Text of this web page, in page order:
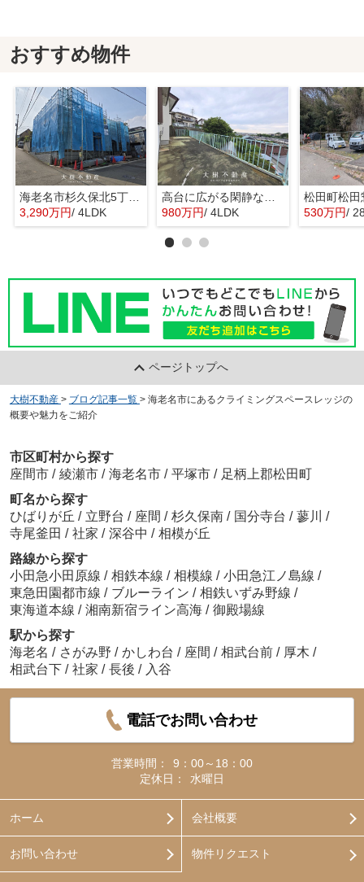
おすすめ物件
海老名市杉久保北5丁目 新築戸建て 全3棟
3,290万円/ 4LDK
高台に広がる閑静な住宅 暮らしの楽しみ
980万円/ 4LDK 530万円/
ページトップへ
大樹不動産 > ブログ記事一覧 > 海老名市にあるクライミングスペースレッジの
概要や魅力をご紹介
市区町村から探す
座間市 / 綾瀬市 / 海老名市 / 平塚市 / 足柄上郡松田町
町名から探す
ひばりが丘 / 立野台 / 座間 / 杉久保南 / 国分寺台 / 蓼川 /
寺尾釜田 / 社家 / 深谷中 / 相模が丘
路線から探す
小田急小田原線 / 相鉄本線 / 相模線 / 小田急江ノ島線 /
東急田園都市線 / ブルーライン / 相鉄いずみ野線 /
東海道本線 / 湘南新宿ライン高海 / 御殿場線
駅から探す
海老名 / さがみ野 / かしわ台 / 座間 / 相武台前 / 厚木 /
相武台下 / 社家 / 長後 / 入谷
電話でお問い合わせ
営業時間：
9：00～18：00
定休日：
水曜日
ホーム 会社概要
お問い合わせ 物件リクエスト